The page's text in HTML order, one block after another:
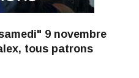
9 novembre
tous patrons